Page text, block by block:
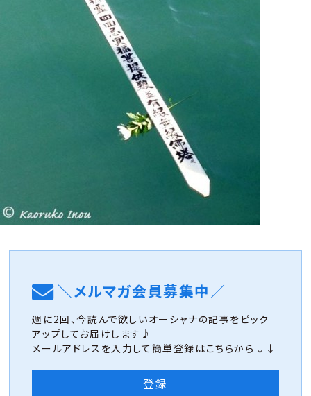
＼メルマガ会員募集中／
週に2回、今読んで欲しいオーシャナの記事をピック
アップしてお届けします♪
メールアドレスを入力して簡単登録はこちらから↓↓
登録